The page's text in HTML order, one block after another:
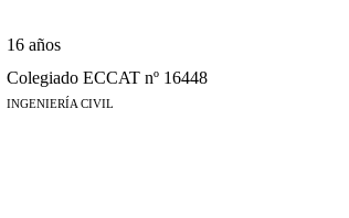
16 años
Colegiado ECCAT nº 16448
INGENIERÍA CIVIL